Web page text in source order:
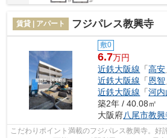
賃貸 | アパート フジパレス教興寺
敷0
6.7万円
近鉄大阪線 「高安
近鉄大阪線 「恩智
近鉄大阪線 「河内
築2年 / 40.08㎡
大阪府八尾市教興
こだわりポイント満載のフジパレス教興寺。好